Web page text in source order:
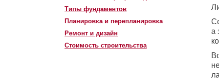
Типы фундаментов
Планировка и перепланировка
Ремонт и дизайн
Стоимость строительства
а